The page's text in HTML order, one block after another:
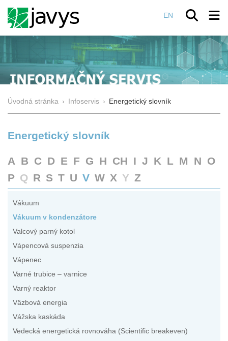
EN
Úvodná stránka › Infoservis › Energetický slovník
Energetický slovník
A B C D E F G H CH I J K L M N O
P Q R S T U V W X Y Z
Vákuum
Vákuum v kondenzátore
Valcový parný kotol
Vápencová suspenzia
Vápenec
Varné trubice – varnice
Varný reaktor
Väzbová energia
Vážska kaskáda
Vedecká energetická rovnováha (Scientific breakeven)